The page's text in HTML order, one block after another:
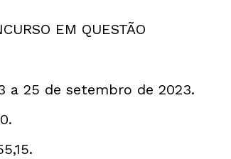
EM QUESTÃO
a 25 de setembro de 2023.